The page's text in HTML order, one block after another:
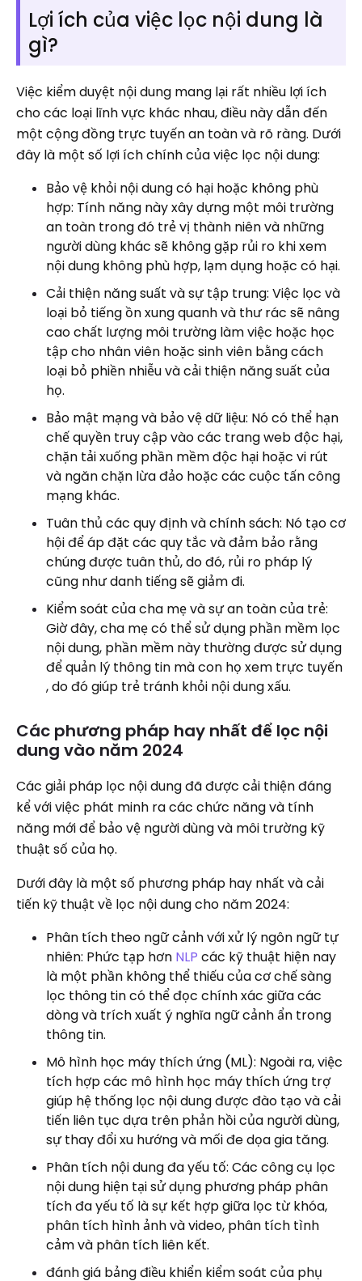
Lợi ích của việc lọc nội dung là
gì?
Việc kiểm duyệt nội dung mang lại rất nhiều lợi ích
cho các loại lĩnh vực khác nhau, điều này dẫn đến
một cộng đồng trực tuyến an toàn và rõ ràng. Dưới
đây là một số lợi ích chính của việc lọc nội dung:
Bảo vệ khỏi nội dung có hại hoặc không phù
hợp: Tính năng này xây dựng một môi trường
an toàn trong đó trẻ vị thành niên và những
người dùng khác sẽ không gặp rủi ro khi xem
nội dung không phù hợp, lạm dụng hoặc có hại.
Cải thiện năng suất và sự tập trung: Việc lọc và
loại bỏ tiếng ồn xung quanh và thư rác sẽ nâng
cao chất lượng môi trường làm việc hoặc học
tập cho nhân viên hoặc sinh viên bằng cách
loại bỏ phiền nhiễu và cải thiện năng suất của
họ.
Bảo mật mạng và bảo vệ dữ liệu: Nó có thể hạn
chế quyền truy cập vào các trang web độc hại,
chặn tải xuống phần mềm độc hại hoặc vi rút
và ngăn chặn lừa đảo hoặc các cuộc tấn công
mạng khác.
Tuân thủ các quy định và chính sách: Nó tạo cơ
hội để áp đặt các quy tắc và đảm bảo rằng
chúng được tuân thủ, do đó, rủi ro pháp lý
cũng như danh tiếng sẽ giảm đi.
Kiểm soát của cha mẹ và sự an toàn của trẻ:
Giờ đây, cha mẹ có thể sử dụng phần mềm lọc
nội dung, phần mềm này thường được sử dụng
để quản lý thông tin mà con họ xem trực tuyến
, do đó giúp trẻ tránh khỏi nội dung xấu.
Các phương pháp hay nhất để lọc nội
dung vào năm 2024
Các giải pháp lọc nội dung đã được cải thiện đáng
kể với việc phát minh ra các chức năng và tính
năng mới để bảo vệ người dùng và môi trường kỹ
thuật số của họ.
Dưới đây là một số phương pháp hay nhất và cải
tiến kỹ thuật về lọc nội dung cho năm 2024:
Phân tích theo ngữ cảnh với xử lý ngôn ngữ tự
nhiên: Phức tạp hơn NLP các kỹ thuật hiện nay
là một phần không thể thiếu của cơ chế sàng
lọc thông tin có thể đọc chính xác giữa các
dòng và trích xuất ý nghĩa ngữ cảnh ẩn trong
thông tin.
Mô hình học máy thích ứng (ML): Ngoài ra, việc
tích hợp các mô hình học máy thích ứng trợ
giúp hệ thống lọc nội dung được đào tạo và cải
tiến liên tục dựa trên phản hồi của người dùng,
sự thay đổi xu hướng và mối đe dọa gia tăng.
Phân tích nội dung đa yếu tố: Các công cụ lọc
nội dung hiện tại sử dụng phương pháp phân
tích đa yếu tố là sự kết hợp giữa lọc từ khóa,
phân tích hình ảnh và video, phân tích tình
cảm và phân tích liên kết.
đánh giá bảng điều khiển kiểm soát của phụ